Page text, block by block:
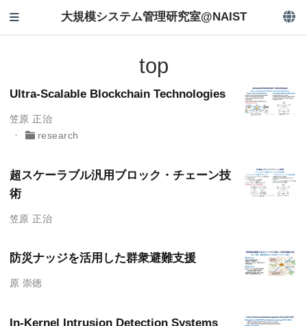
大規模システム管理研究室@NAIST
top
Ultra-Scalable Blockchain Technologies
笠原 正治
research
超スケーラブル汎用ブロック・チェーン技
術
笠原 正治
防災ナッジを活用した群衆避難支援
原 崇徳
In-Kernel Intrusion Detection Systems